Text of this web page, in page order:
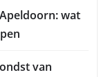
wat
van